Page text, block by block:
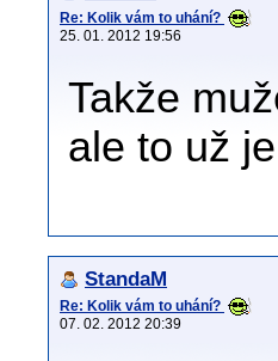
Re: Kolik vám to uhání?
25. 01. 2012 19:56
Takže
ale to už
StandaM
Re: Kolik vám to uhání?
07. 02. 2012 20:39